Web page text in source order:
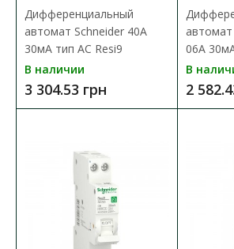
Дифференциальный автомат
тип АC Resi9
Дифференциальный автоматический
Автоматический выключатель 1P+N с 1
2 458.65 грн
Дифференциальный
автомат Schneider 40А
30мА тип АC Resi9
В наличии
3 304.53 грн
06А
В
2